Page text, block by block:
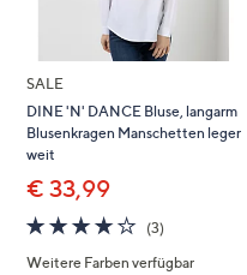
SALE
DINE 'N' DANCE Bluse, langarm
Blusenkragen Manschetten leger
weit
€ 33,99
4.0
von
5
(3)3
Weitere Farben verfügbar